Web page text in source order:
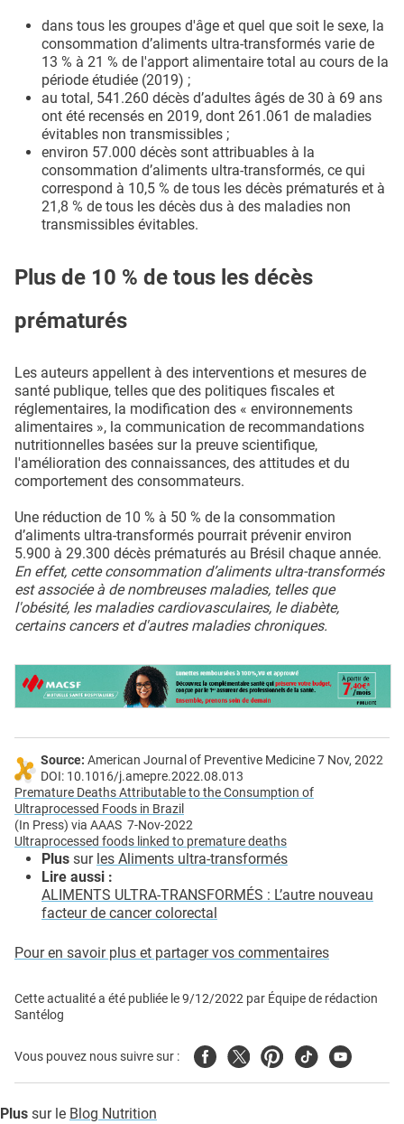
dans tous les groupes d'âge et quel que soit le sexe, la
consommation d’aliments ultra-transformés varie de
13 % à 21 % de l'apport alimentaire total au cours de la
période étudiée (2019) ;
au total, 541.260 décès d’adultes âgés de 30 à 69 ans
ont été recensés en 2019, dont 261.061 de maladies
évitables non transmissibles ;
environ 57.000 décès sont attribuables à la
consommation d’aliments ultra-transformés, ce qui
correspond à 10,5 % de tous les décès prématurés et à
21,8 % de tous les décès dus à des maladies non
transmissibles évitables.
Plus de 10 % de tous les décès
prématurés
Les auteurs appellent à des interventions et mesures de
santé publique, telles que des politiques fiscales et
réglementaires, la modification des « environnements
alimentaires », la communication de recommandations
nutritionnelles basées sur la preuve scientifique,
l'amélioration des connaissances, des attitudes et du
comportement des consommateurs.
Une réduction de 10 % à 50 % de la consommation
d’aliments ultra-transformés pourrait prévenir environ
5.900 à 29.300 décès prématurés au Brésil chaque année.
En effet, cette consommation d’aliments ultra-transformés
est associée à de nombreuses maladies, telles que
l'obésité, les maladies cardiovasculaires, le diabète,
certains cancers et d'autres maladies chroniques.
Source: American Journal of Preventive Medicine 7 Nov, 2022
DOI: 10.1016/j.amepre.2022.08.013
Premature Deaths Attributable to the Consumption of
Ultraprocessed Foods in Brazil
(In Press) via AAAS 7-Nov-2022
Ultraprocessed foods linked to premature deaths
Plus sur les Aliments ultra-transformés
Lire aussi :
ALIMENTS ULTRA-TRANSFORMÉS : L’autre nouveau
facteur de cancer colorectal
Pour en savoir plus et partager vos commentaires
Cette actualité a été publiée le9/12/2022 par Équipe de rédaction
Santélog
Vous pouvez nous suivre sur : FacebookTwitterPinterest
TiktokYoutube
Plus sur le Blog Nutrition